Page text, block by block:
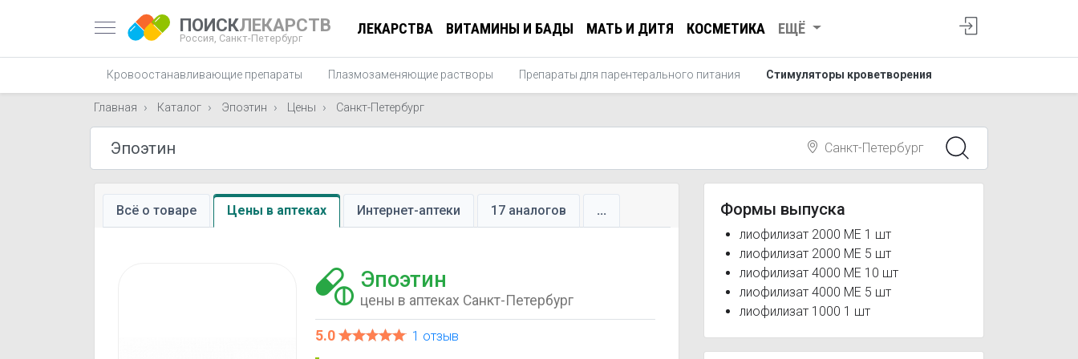
ПОИСКЛЕКАРСТВ
Россия, Санкт-Петербург
ЛЕКАРСТВА ВИТАМИНЫ И БАДЫ МАТЬ И ДИТЯ КОСМЕТИКА ЕЩЁ
Кровоостанавливающие препараты Плазмозаменяющие растворы Препараты для парентерального питания Стимуляторы кроветворения
Главная Каталог Эпоэтин Цены Санкт-Петербург
Санкт-Петербург
Всё о товаре Цены в аптеках Интернет-аптеки 17 аналогов ...
Эпоэтин
цены в аптеках Санкт-Петербург
5.0 1 отзыв
Формы выпуска
лиофилизат 2000 МЕ 1 шт
лиофилизат 2000 МЕ 5 шт
лиофилизат 4000 МЕ 10 шт
лиофилизат 4000 МЕ 5 шт
лиофилизат 1000 1 шт